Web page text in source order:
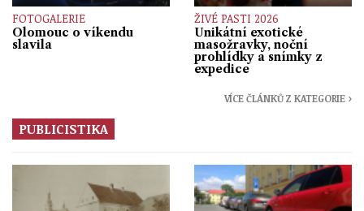
FOTOGALERIE
Olomouc o víkendu
slavila
ŽIVÉ PASTI 2026
Unikátní exotické
masožravky, noční
prohlídky a snímky z
expedice
VÍCE ČLÁNKŮ Z KATEGORIE ›
PUBLICISTIKA